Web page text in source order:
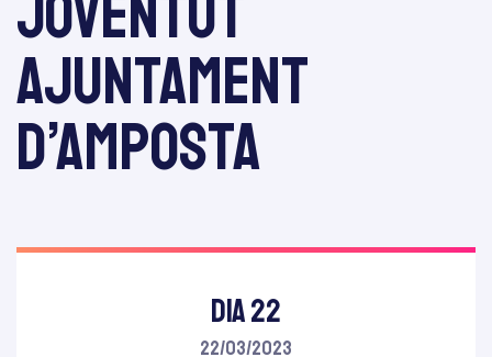
Ajuntament
d’Amposta
DIA 22
22/03/2023